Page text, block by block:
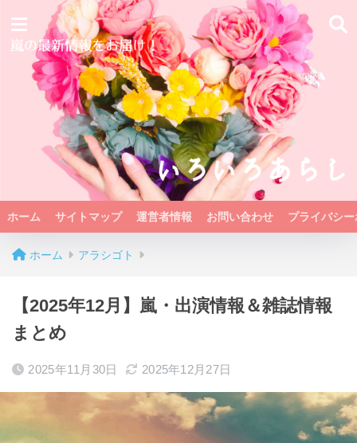
ホーム サイトマップ 運営者情報 お問い合わせ プライバシ
ホーム アラシゴト
【2025年12月】嵐・出演情報＆雑誌情報
まとめ
2025年11月30日 2025年12月27日